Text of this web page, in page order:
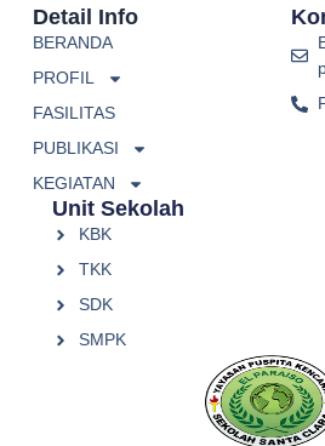
Detail Info
BERANDA
PROFIL
FASILITAS
PUBLIKASI
KEGIATAN
Unit Sekolah
KBK
TKK
SDK
SMPK